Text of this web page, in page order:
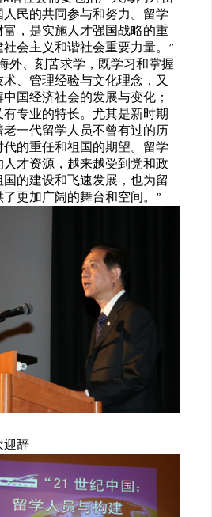
民的共同参与和努力。留学
富，是实施人才强国战略的重
会主义和谐社会重要力量。”
外、刻苦求学，既学习和掌握
、管理经验与文化理念，又
国经济社会的发展与变化；
专业的特长。尤其是新时期
一代留学人员不曾有过的历
的重任和祖国的期望。留学
才资源，越来越受到党和政
的建设和飞速发展，也为留
更加广阔的舞台和空间。”
迎辞